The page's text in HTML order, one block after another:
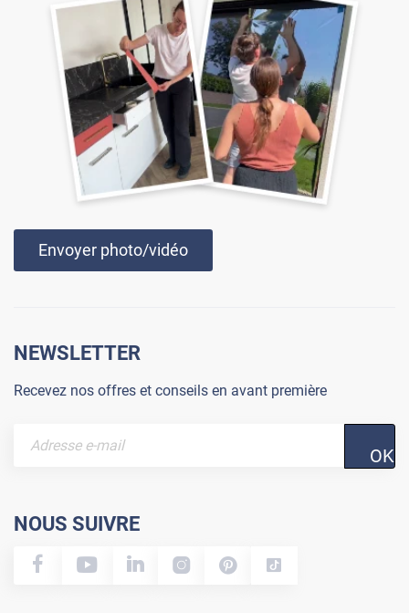
Envoyer photo/vidéo
NEWSLETTER
Recevez nos offres et conseils en avant première
OK
NOUS SUIVRE